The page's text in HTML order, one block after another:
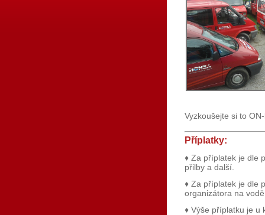
Vyzkoušejte si to
Příplatky:
♦ Za příplatek je dle
přilby a další.
♦ Za příplatek je dle
organizátora na
♦ Výše příplatku je u